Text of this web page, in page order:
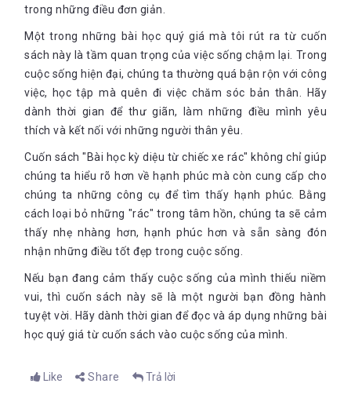
trong những điều đơn giản.
Một trong những bài học quý giá mà tôi rút ra từ cuốn
sách này là tầm quan trọng của việc sống chậm lại. Trong
cuộc sống hiện đại, chúng ta thường quá bận rộn với công
việc, học tập mà quên đi việc chăm sóc bản thân. Hãy
dành thời gian để thư giãn, làm những điều mình yêu
thích và kết nối với những người thân yêu.
Cuốn sách "Bài học kỳ diệu từ chiếc xe rác" không chỉ giúp
chúng ta hiểu rõ hơn về hạnh phúc mà còn cung cấp cho
chúng ta những công cụ để tìm thấy hạnh phúc. Bằng
cách loại bỏ những "rác" trong tâm hồn, chúng ta sẽ cảm
thấy nhẹ nhàng hơn, hạnh phúc hơn và sẵn sàng đón
nhận những điều tốt đẹp trong cuộc sống.
Nếu bạn đang cảm thấy cuộc sống của mình thiếu niềm
vui, thì cuốn sách này sẽ là một người bạn đồng hành
tuyệt vời. Hãy dành thời gian để đọc và áp dụng những bài
học quý giá từ cuốn sách vào cuộc sống của mình.
Like Share Trả lời